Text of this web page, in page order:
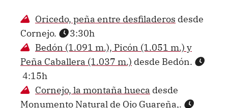
Oricedo, peña entre desfiladeros desde
Cornejo.
3:30h
Bedón (1.091 m.), Picón (1.051 m.) y
Peña Caballera (1.037 m.) desde Bedón.
4:15h
Cornejo, la montaña hueca desde
Monumento Natural de Ojo Guareña,.